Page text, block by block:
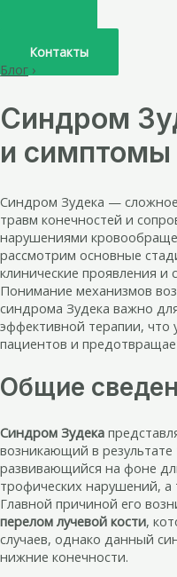
Контакты
Блог ›
Синдром
и симптомы
Синдром Зудека —
травм конечностей и
нарушениями
рассмотрим основные
клинические проявления
Понимание механизмов
синдрома Зудека важно
эффективной терапии, что
пациентов и
Общие
Синдром Зудека
возникающий в
развивающийся на фоне
трофических нарушений, а
Главной причиной его
перелом лучевой кости,
случаев, однако данный
нижние конечности.